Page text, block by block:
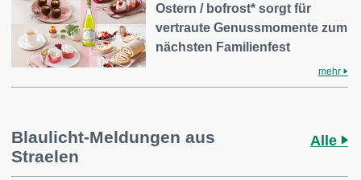
Ostern / bofrost* sorgt für
vertraute Genussmomente zum
nächsten Familienfest
mehr
Blaulicht-Meldungen aus
Straelen
Alle